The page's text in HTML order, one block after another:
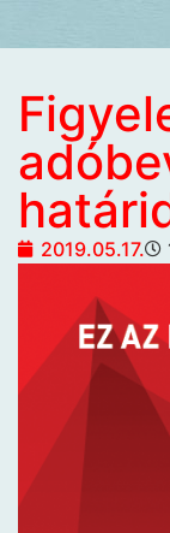
2019.05.17.